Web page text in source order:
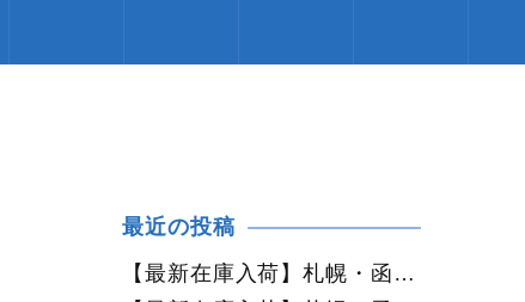
最近の投稿
【最新在庫入荷】札幌・函館で人気の中古車が続々入庫中｜早い者勝ち！【ダイハツ ミラココア660プラスX 4WD】